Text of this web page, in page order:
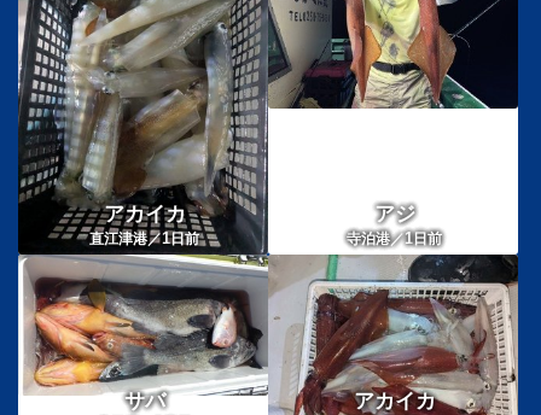
アカイカ
直江津港／1日前
アジ
寺泊港／1日前
サバ アカイカ